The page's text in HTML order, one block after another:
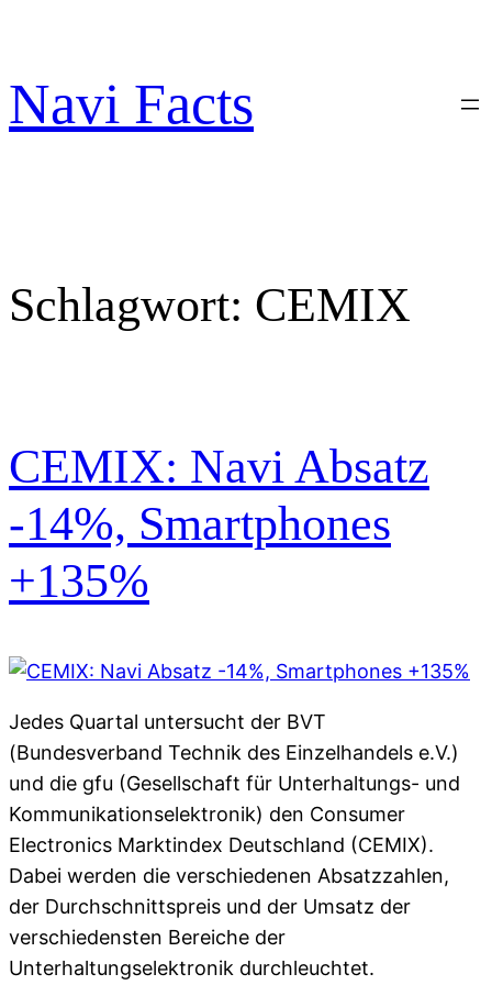
springen
Navi Facts
Schlagwort: CEMIX
CEMIX: Navi Absatz
-14%, Smartphones
+135%
Jedes Quartal untersucht der BVT
(Bundesverband Technik des Einzelhandels e.V.)
und die gfu (Gesellschaft für Unterhaltungs- und
Kommunikationselektronik) den Consumer
Electronics Marktindex Deutschland (CEMIX).
Dabei werden die verschiedenen Absatzzahlen,
der Durchschnittspreis und der Umsatz der
verschiedensten Bereiche der
Unterhaltungselektronik durchleuchtet.